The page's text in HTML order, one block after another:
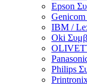
Epson
Genicom
IBM /
Oki
Philips